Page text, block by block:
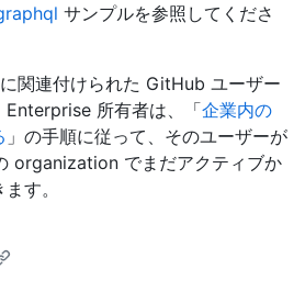
サンプルを参照してくださ
関連付けられた GitHub ユーザー
Enterprise 所有者は、「企業内の
」の手順に従って、そのユーザーが
organization でまだアクティブか
す。